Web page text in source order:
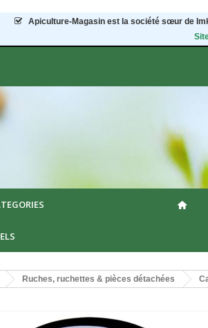
Apiculture-Magasin est la société sœur de
Ruches, ruchettes & pièces détachées